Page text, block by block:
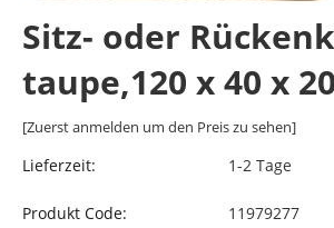
Sitz- oder
taupe,120 x 40 x
[Zuerst anmelden um den Preis zu sehen]
Lieferzeit: 1-2 Tage
Produkt Code: 11979277